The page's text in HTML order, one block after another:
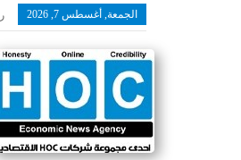
الجمعة, أغسطس 7, 2026